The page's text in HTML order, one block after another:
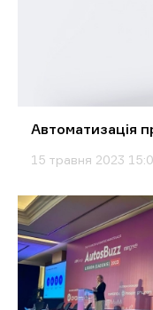
Автоматизація
15 травня 2023